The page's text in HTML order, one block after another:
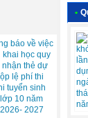
báo về việc
khai học quy
nhận thẻ dự
lệ phí thi
tuyển sinh
10 năm
2027
•